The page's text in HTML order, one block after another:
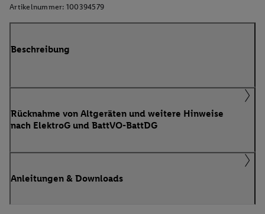
Artikelnummer: 100394579
Beschreibung
Rücknahme von Altgeräten und weitere Hinweise
nach ElektroG und BattVO-BattDG
Anleitungen & Downloads